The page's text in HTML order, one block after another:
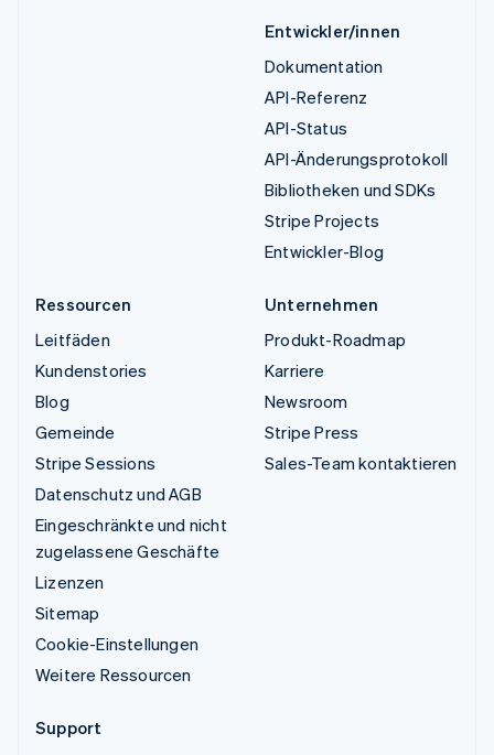
Entwickler/innen
Dokumentation
API-Referenz
API-Status
API-Änderungsprotokoll
Bibliotheken und SDKs
Stripe Projects
Entwickler-Blog
Ressourcen
Leitfäden
Kundenstories
Blog
Gemeinde
Stripe Sessions
Datenschutz und AGB
Eingeschränkte und nicht
zugelassene Geschäfte
Lizenzen
Sitemap
Cookie-Einstellungen
Weitere Ressourcen
Unternehmen
Produkt-Roadmap
Karriere
Newsroom
Stripe Press
Sales-Team kontaktieren
Support